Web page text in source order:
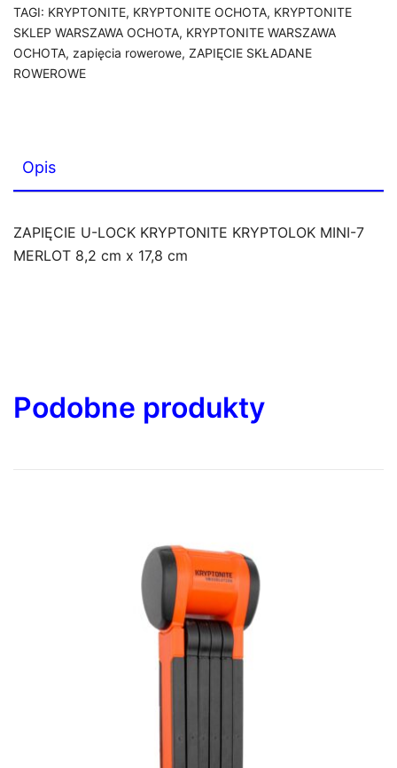
cm
x
TAGI: KRYPTONITE, KRYPTONITE OCHOTA, KRYPTONITE
SKLEP WARSZAWA OCHOTA, KRYPTONITE WARSZAWA
OCHOTA, zapięcia rowerowe, ZAPIĘCIE SKŁADANE
ROWEROWE
Opis
ZAPIĘCIE U-LOCK KRYPTONITE KRYPTOLOK MINI-7
MERLOT 8,2 cm x 17,8 cm
Podobne produkty